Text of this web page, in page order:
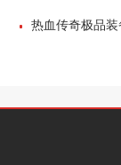
热血传奇极品